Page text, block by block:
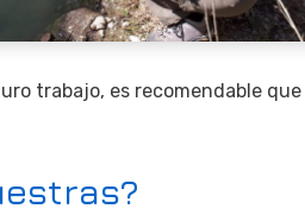
trabajo, es recomendable